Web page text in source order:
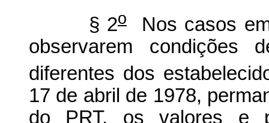
§ 2o
Nos casos
observarem condições
diferentes dos
17 de abril de 1978,
do PRT, os valores e